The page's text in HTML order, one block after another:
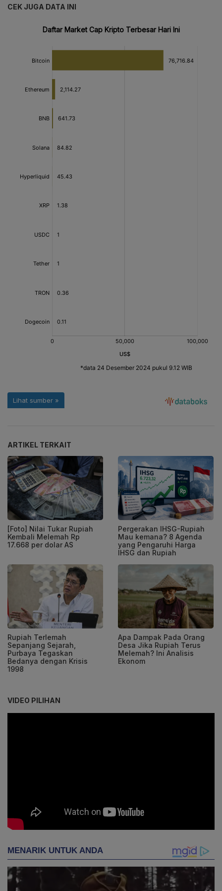
CEK JUGA DATA INI
ARTIKEL TERKAIT
[Foto] Nilai Tukar Rupiah
Kembali Melemah Rp
17.668 per dolar AS
Pergerakan IHSG-Rupiah
Mau kemana? 8 Agenda
yang Pengaruhi Harga
IHSG dan Rupiah
Rupiah Terlemah
Sepanjang Sejarah,
Purbaya Tegaskan
Bedanya dengan Krisis
1998
Apa Dampak Pada Orang
Desa Jika Rupiah Terus
Melemah? Ini Analisis
Ekonom
VIDEO PILIHAN